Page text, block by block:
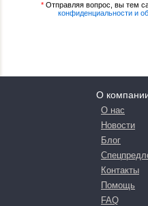
* Отправляя вопрос, вы тем
конфиденциальности и
О
О нас
Новости
Блог
Контакты
Помощь
FAQ